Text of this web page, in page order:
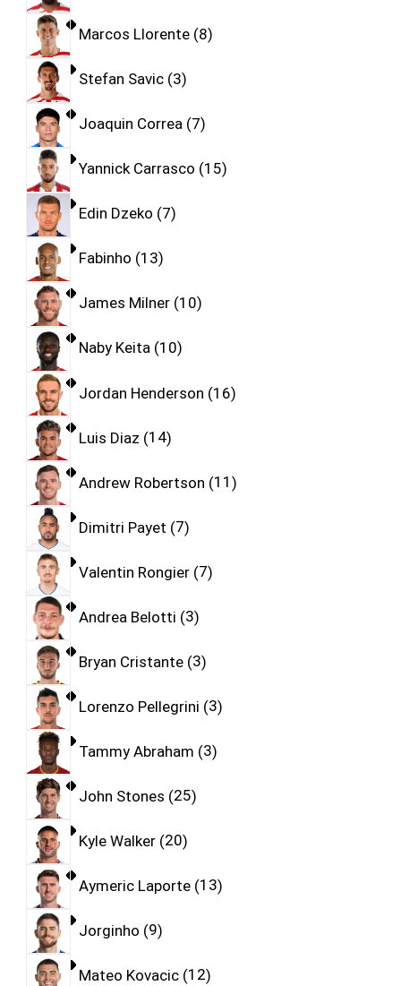
Marcos Llorente 8
Stefan Savic 3
Joaquin Correa 7
Yannick Carrasco 15
Edin Dzeko 7
Fabinho 13
James Milner 10
Naby Keita 10
Jordan Henderson 16
Luis Diaz 14
Andrew Robertson 11
Dimitri Payet 7
Valentin Rongier 7
Andrea Belotti 3
Bryan Cristante 3
Lorenzo Pellegrini 3
Tammy Abraham 3
John Stones 25
Kyle Walker 20
Aymeric Laporte 13
Jorginho 9
Mateo Kovacic 12